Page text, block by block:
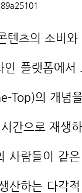
플랫폼에
Top)의 개념
간으로 재생
사람들이 같
산하는 다각